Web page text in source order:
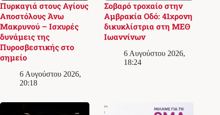
Πυρκαγιά στους Αγίους
Αποστόλους Άνω
Μακρυνού – Ισχυρές
δυνάμεις της
Πυροσβεστικής στο
σημείο
6 Αυγούστου 2026,
20:18
Σοβαρό τροχαίο στην
Αμβρακία Οδό: 41χρονη
δικυκλίστρια στη ΜΕΘ
Ιωαννίνων
6 Αυγούστου 2026,
18:24